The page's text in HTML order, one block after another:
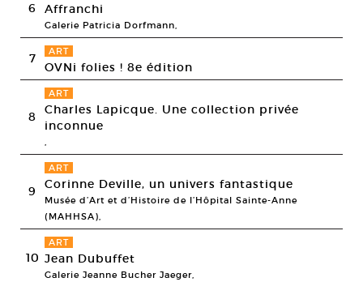
6 Affranchi
Galerie Patricia Dorfmann,
7 ART
OVNi folies ! 8e édition
8
ART
Charles Lapicque. Une collection privée
inconnue
,
9
ART
Corinne Deville, un univers fantastique
Musée d’Art et d’Histoire de l’Hôpital Sainte-Anne
(MAHHSA),
10
ART
Jean Dubuffet
Galerie Jeanne Bucher Jaeger,